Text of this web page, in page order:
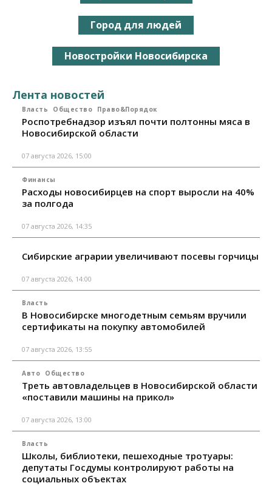
Город для людей
Новостройки Новосибирска
Лента новостей
Власть Общество Право&Порядок
Роспотребнадзор изъял почти полтонны мяса в
Новосибирской области
07 августа 2026, 15:00
Финансы
Расходы новосибирцев на спорт выросли на 40%
за полгода
07 августа 2026, 14:35
Сибирские аграрии увеличивают посевы горчицы
07 августа 2026, 14:00
Власть
В Новосибирске многодетным семьям вручили
сертификаты на покупку автомобилей
07 августа 2026, 13:55
Авто Общество
Треть автовладельцев в Новосибирской области
«поставили машины на прикол»
07 августа 2026, 13:00
Власть
Школы, библиотеки, пешеходные тротуары:
депутаты Госдумы контролируют работы на
социальных объектах